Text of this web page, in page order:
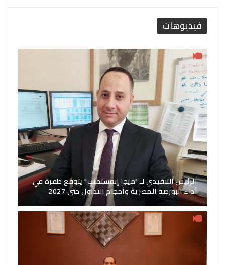
فيديوهات
الرئيس التنفيذي لـ "ميجا إنفستمنت" يتوقع طفرة في
أداء البورصة المصرية وأحجام التداول حتى 2027